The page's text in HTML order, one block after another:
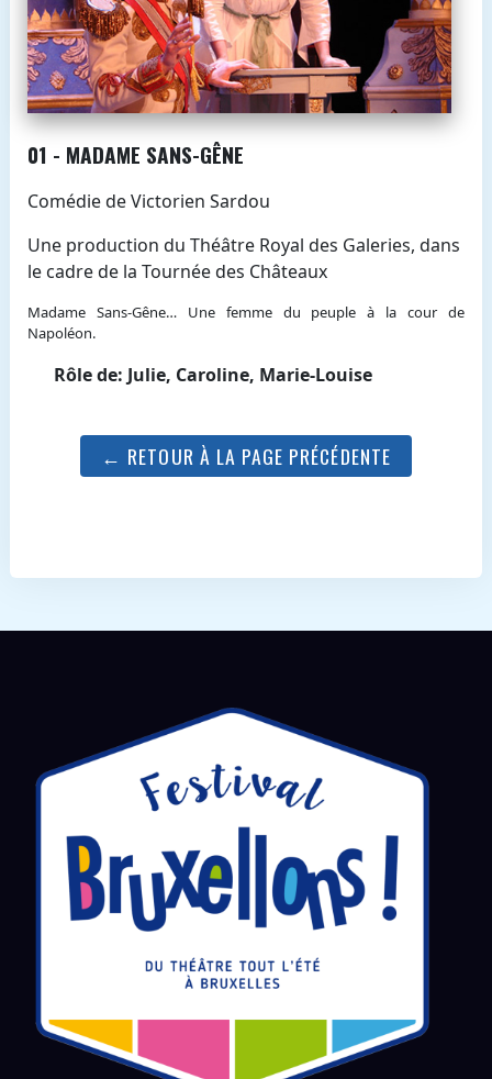
01 - MADAME SANS-GÊNE
Comédie de Victorien Sardou
Une production du Théâtre Royal des Galeries, dans
le cadre de la Tournée des Châteaux
Madame Sans-Gêne… Une femme du peuple à la cour de
Napoléon.
Rôle de: Julie, Caroline, Marie-Louise
← RETOUR À LA PAGE PRÉCÉDENTE